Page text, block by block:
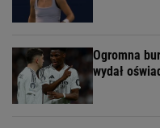
Ogromna
wydał